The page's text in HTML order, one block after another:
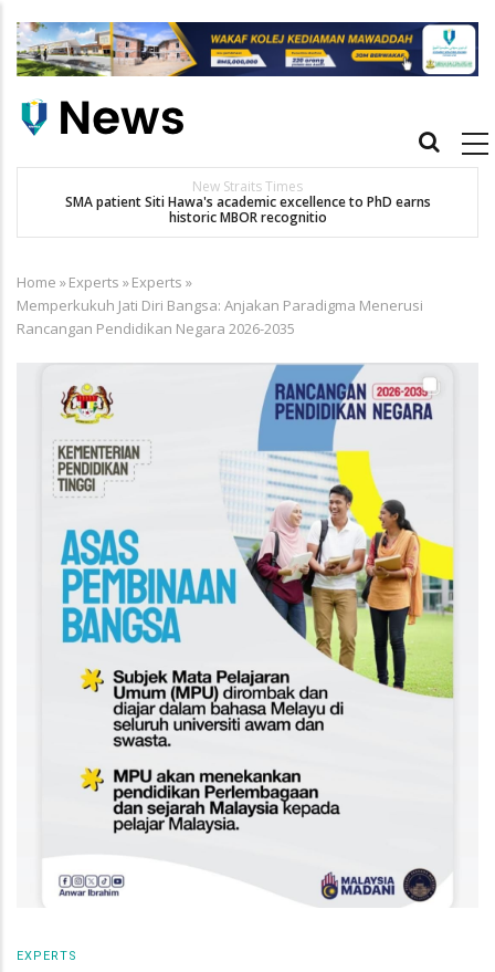
main
Main
New Straits Times
SMA patient Siti Hawa's academic excellence to PhD earns
historic MBOR recognitio
Breadcrumb
Home »Experts »Experts »
Memperkukuh Jati Diri Bangsa: Anjakan Paradigma Menerusi
Rancangan Pendidikan Negara 2026-2035
EXPERTS